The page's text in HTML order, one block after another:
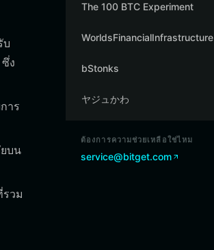
บ
ง
าร
บน
วม
The 100 BTC Experiment
WorldsFinancialInfrastructure
bStonks
ヤジュかわ
ต้องการความช่วยเหลือใช่ไหม
service@bitget.com